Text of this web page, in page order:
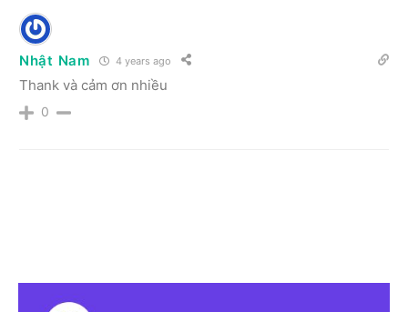
Nhật Nam 4 years ago
Thank và cảm ơn nhiều
0